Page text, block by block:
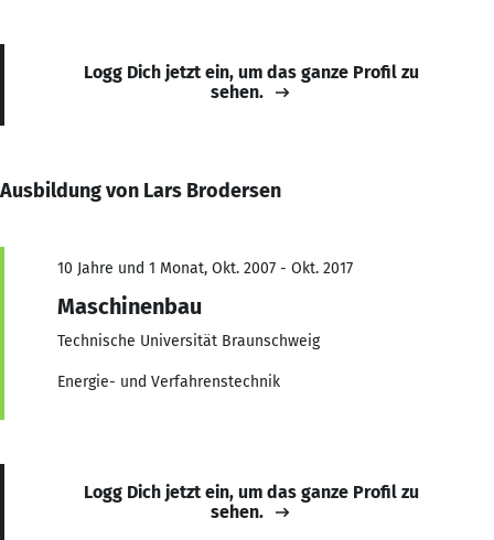
Logg Dich jetzt ein, um das ganze Profil zu
sehen.
Ausbildung von Lars Brodersen
10 Jahre und 1 Monat, Okt. 2007 - Okt. 2017
Maschinenbau
Technische Universität Braunschweig
Energie- und Verfahrenstechnik
Logg Dich jetzt ein, um das ganze Profil zu
sehen.